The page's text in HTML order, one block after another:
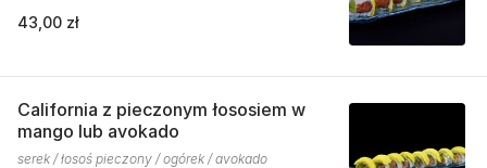
43,00 zł
California z pieczonym łososiem w
mango lub avokado
serek / łosoś pieczony / ogórek / avokado